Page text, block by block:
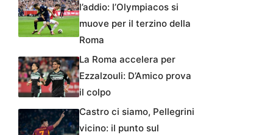
l’addio: l’Olympiacos si
muove per il terzino della
Roma
La Roma accelera per
Ezzalzouli: D’Amico prova
il colpo
Castro ci siamo, Pellegrini
vicino: il punto sul